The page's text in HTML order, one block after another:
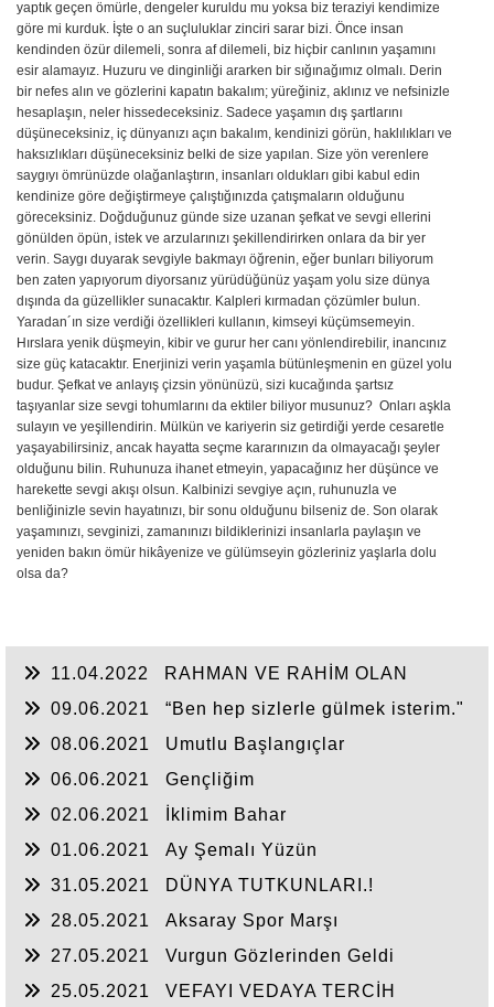
yaptık geçen ömürle, dengeler kuruldu mu yoksa biz teraziyi kendimize
göre mi kurduk. İşte o an suçluluklar zinciri sarar bizi. Önce insan
kendinden özür dilemeli, sonra af dilemeli, biz hiçbir canlının yaşamını
esir alamayız. Huzuru ve dinginliği ararken bir sığınağımız olmalı. Derin
bir nefes alın ve gözlerini kapatın bakalım; yüreğiniz, aklınız ve nefsinizle
hesaplaşın, neler hissedeceksiniz. Sadece yaşamın dış şartlarını
düşüneceksiniz, iç dünyanızı açın bakalım, kendinizi görün, haklılıkları ve
haksızlıkları düşüneceksiniz belki de size yapılan. Size yön verenlere
saygıyı ömrünüzde olağanlaştırın, insanları oldukları gibi kabul edin
kendinize göre değiştirmeye çalıştığınızda çatışmaların olduğunu
göreceksiniz. Doğduğunuz günde size uzanan şefkat ve sevgi ellerini
gönülden öpün, istek ve arzularınızı şekillendirirken onlara da bir yer
verin. Saygı duyarak sevgiyle bakmayı öğrenin, eğer bunları biliyorum
ben zaten yapıyorum diyorsanız yürüdüğünüz yaşam yolu size dünya
dışında da güzellikler sunacaktır. Kalpleri kırmadan çözümler bulun.
Yaradan´ın size verdiği özellikleri kullanın, kimseyi küçümsemeyin.
Hırslara yenik düşmeyin, kibir ve gurur her canı yönlendirebilir, inancınız
size güç katacaktır. Enerjinizi verin yaşamla bütünleşmenin en güzel yolu
budur. Şefkat ve anlayış çizsin yönünüzü, sizi kucağında şartsız
taşıyanlar size sevgi tohumlarını da ektiler biliyor musunuz? Onları aşkla
sulayın ve yeşillendirin. Mülkün ve kariyerin siz getirdiği yerde cesaretle
yaşayabilirsiniz, ancak hayatta seçme kararınızın da olmayacağı şeyler
olduğunu bilin. Ruhunuza ihanet etmeyin, yapacağınız her düşünce ve
harekette sevgi akışı olsun. Kalbinizi sevgiye açın, ruhunuzla ve
benliğinizle sevin hayatınızı, bir sonu olduğunu bilseniz de. Son olarak
yaşamınızı, sevginizi, zamanınızı bildiklerinizi insanlarla paylaşın ve
yeniden bakın ömür hikâyenize ve gülümseyin gözleriniz yaşlarla dolu
olsa da?
11.04.2022
RAHMAN VE RAHİM OLAN
09.06.2021
“Ben hep sizlerle gülmek isterim."
08.06.2021
Umutlu Başlangıçlar
06.06.2021
Gençliğim
02.06.2021
İklimim Bahar
01.06.2021
Ay Şemalı Yüzün
31.05.2021
DÜNYA TUTKUNLARI.!
28.05.2021
Aksaray Spor Marşı
27.05.2021
Vurgun Gözlerinden Geldi
25.05.2021
VEFAYI VEDAYA TERCİH